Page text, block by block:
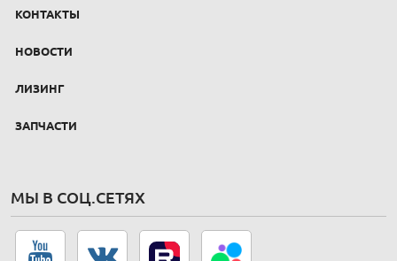
КОНТАКТЫ
НОВОСТИ
ЛИЗИНГ
ЗАПЧАСТИ
МЫ В СОЦ.СЕТЯХ